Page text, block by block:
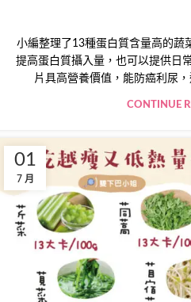
小編整理了13種蛋白質含量高的蔬
提高蛋白質攝入量，也可以提供日
片具高營養價值，能防癌利尿
CONTINUE
01
7 月